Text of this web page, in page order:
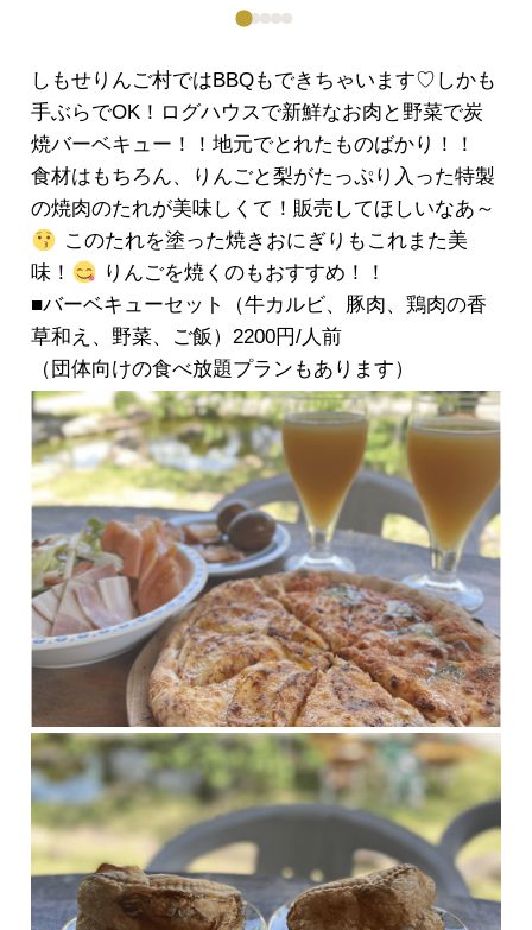
しもせりんご村ではBBQもできちゃいます♡しかも
手ぶらでOK！ログハウスで新鮮なお肉と野菜で炭
焼バーベキュー！！地元でとれたものばかり！！
食材はもちろん、りんごと梨がたっぷり入った特製
の焼肉のたれが美味しくて！販売してほしいなあ～
このたれを塗った焼きおにぎりもこれまた美
味！
りんごを焼くのもおすすめ！！
■バーベキューセット（牛カルビ、豚肉、鶏肉の香
草和え、野菜、ご飯）2200円/人前
（団体向けの食べ放題プランもあります）